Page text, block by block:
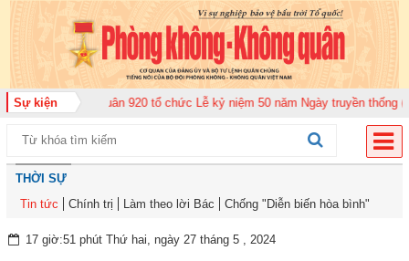
Sự kiện
đoàn Không quân 920 tổ chức Lễ kỷ niệm 50 năm Ngày truyền thống (12-11-
THỜI SỰ
Tin tức
Chính trị Làm theo lời Bác Chống "Diễn biến hòa bình"
17 giờ:51 phút Thứ hai, ngày 27 tháng 5 , 2024